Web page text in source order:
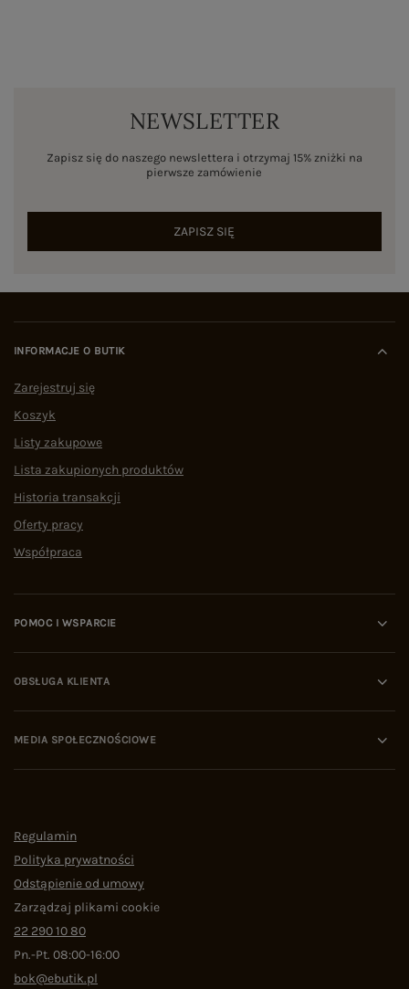
NEWSLETTER
Zapisz się do naszego newslettera i otrzymaj 15% zniżki na
pierwsze zamówienie
ZAPISZ SIĘ
INFORMACJE O BUTIK
Zarejestruj się
Koszyk
Listy zakupowe
Lista zakupionych produktów
Historia transakcji
Oferty pracy
Współpraca
POMOC I WSPARCIE
OBSŁUGA KLIENTA
MEDIA SPOŁECZNOŚCIOWE
Regulamin
Polityka prywatności
Odstąpienie od umowy
Zarządzaj plikami cookie
22 290 10 80
Pn.-Pt. 08:00-16:00
bok@ebutik.pl